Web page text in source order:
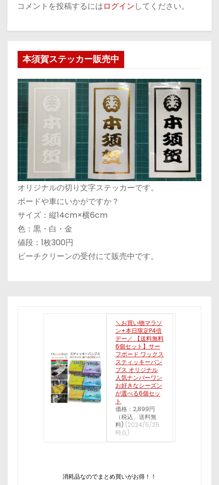
コメントを投稿するにはログインしてください。
本須賀ステッカー販売中
オリジナルの切り文字ステッカーです。
ボードや車にいかがですか？
サイズ：縦14cm×横6cm
色：黒・白・金
値段：1枚300円
ビーチクリーンの受付にて販売中です。
＼お買い物マラソ
ン+本日限定P4倍
デー／ 【送料無料
6個セット】サー
フボード ワックス
スティッキーバン
プス オリジナル
人気ナンバーワン
お好きなシーズン
が選べる6個セッ
ト
価格：2,899円
（税込、送料無
料) (2024/5/25
時点)
消耗品なのでまとめ買いがお得！！